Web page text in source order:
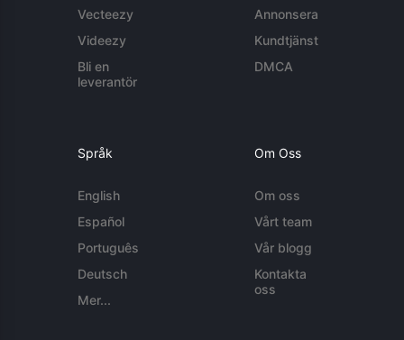
Vecteezy
Videezy
Bli en
leverantör
Annonsera
Kundtjänst
DMCA
Språk
English
Español
Português
Deutsch
Mer...
Om Oss
Om oss
Vårt team
Vår blogg
Kontakta
oss